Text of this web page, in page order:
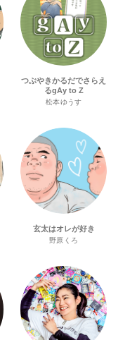
つぶやきかるだでさらえ
るgAy to Z
松本ゆうす
玄太はオレが好き
野原くろ